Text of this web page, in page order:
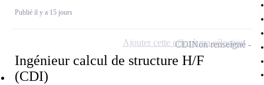
Publié il y a 15 jours
Ingénieur calcul de structure H/F
(CDI)
CDINon renseigné
Ajouter cette offre à ma sélection